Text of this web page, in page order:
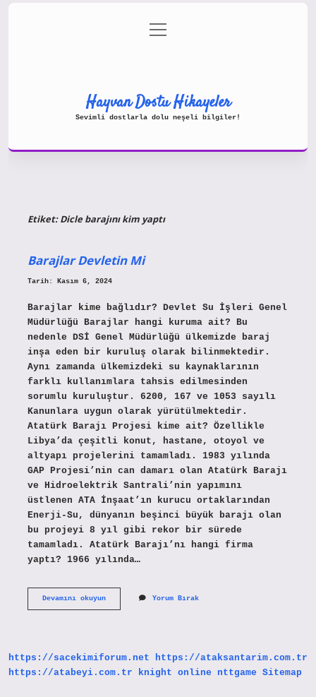
Gizlilik Politikası
menüyü
aç
Hayvan Dostu Hikayeler
Sevimli dostlarla dolu neşeli bilgiler!
Etiket:Dicle barajını kim yaptı
Barajlar Devletin Mi
Tarih: Kasım 6, 2024
Barajlar kime bağlıdır? Devlet Su İşleri Genel
Müdürlüğü Barajlar hangi kuruma ait? Bu
nedenle DSİ Genel Müdürlüğü ülkemizde baraj
inşa eden bir kuruluş olarak bilinmektedir.
Aynı zamanda ülkemizdeki su kaynaklarının
farklı kullanımlara tahsis edilmesinden
sorumlu kuruluştur. 6200, 167 ve 1053 sayılı
Kanunlara uygun olarak yürütülmektedir.
Atatürk Barajı Projesi kime ait? Özellikle
Libya’da çeşitli konut, hastane, otoyol ve
altyapı projelerini tamamladı. 1983 yılında
GAP Projesi’nin can damarı olan Atatürk Barajı
ve Hidroelektrik Santrali’nin yapımını
üstlenen ATA İnşaat’ın kurucu ortaklarından
Enerji-Su, dünyanın beşinci büyük barajı olan
bu projeyi 8 yıl gibi rekor bir sürede
tamamladı. Atatürk Barajı’nı hangi firma
yaptı? 1966 yılında…
Devamını okuyunBarajlar
Yorum Bırak
https://sacekimiforum.net
https://ataksantarim.com.tr
https://atabeyi.com.tr
knight online nttgame Sitemap